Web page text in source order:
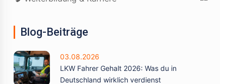
Blog-Beiträge
03.08.2026
LKW Fahrer Gehalt 2026: Was du in
Deutschland wirklich verdienst